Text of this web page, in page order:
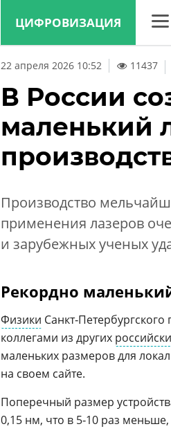
ЦИФРОВИЗАЦИЯ
22 апреля 2026 10:52 11437 |
В России
маленький
Производство
применения лазеров
и зарубежных ученых
Рекордно
Физики Санкт‑Петербургского
коллегами из других
маленьких размеров для
на своем сайте.
Поперечный размер
0,15 нм, что в 5‑10 раз